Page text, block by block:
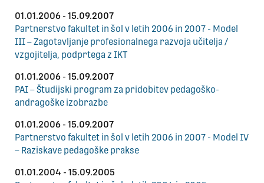
01.01.2006 - 15.09.2007
Partnerstvo fakultet in šol v letih 2006 in 2007 - Model
III – Zagotavljanje profesionalnega razvoja učitelja /
vzgojitelja, podprtega z IKT
01.01.2006 - 15.09.2007
PAI – Študijski program za pridobitev pedagoško-
andragoške izobrazbe
01.01.2006 - 15.09.2007
Partnerstvo fakultet in šol v letih 2006 in 2007 - Model IV
– Raziskave pedagoške prakse
01.01.2004 - 15.09.2005